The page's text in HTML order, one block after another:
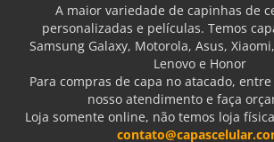
A maior variedade de capinhas de
personalizadas e películas. Temos
Samsung Galaxy, Motorola, Asus,
Lenovo e Honor
Para compras de capa no atacado,
nosso atendimento e faça
Loja somente online, não temos loja